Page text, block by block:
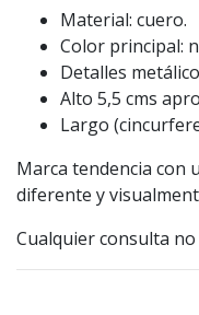
Material: cuero.
Color principal:
Detalles
Alto 5,5 cms
Largo
Marca tendencia con
diferente y
Cualquier consulta